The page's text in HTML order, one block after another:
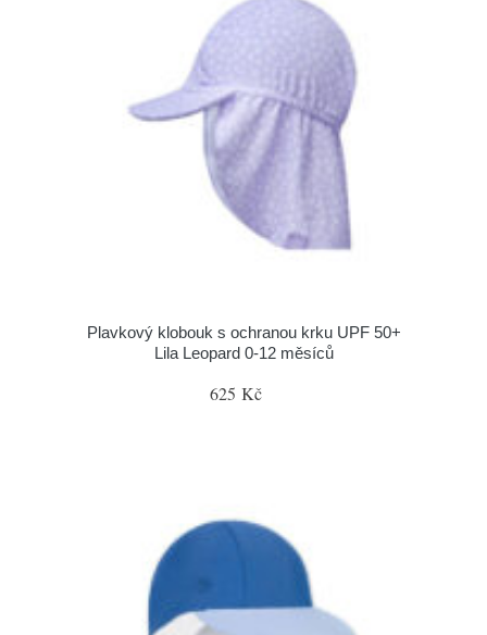
Plavkový klobouk s ochranou krku UPF 50+
Lila Leopard 0-12 měsíců
625 Kč